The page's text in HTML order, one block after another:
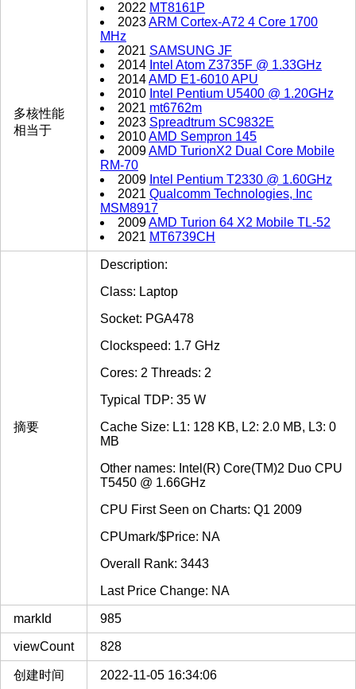
多核性能
相当于
2022 MT8161P
2023ARM Cortex-A72 4 Core 1700
MHz
2021 SAMSUNG JF
2014 Intel Atom Z3735F @ 1.33GHz
2014AMD E1-6010 APU
2010 Intel Pentium U5400 @ 1.20GHz
2021 mt6762m
2023 Spreadtrum SC9832E
2010AMD Sempron 145
2009AMD TurionX2 Dual Core Mobile
RM-70
2009 Intel Pentium T2330 @ 1.60GHz
2021 Qualcomm Technologies, Inc
MSM8917
2009AMD Turion 64 X2 Mobile TL-52
2021 MT6739CH
摘要
Description:
Class: Laptop
Socket: PGA478
Clockspeed: 1.7 GHz
Cores: 2 Threads: 2
Typical TDP: 35 W
Cache Size: L1: 128 KB, L2: 2.0 MB, L3: 0
MB
Other names: Intel(R) Core(TM)2 Duo CPU
T5450 @ 1.66GHz
CPU First Seen on Charts: Q1 2009
CPUmark/$Price: NA
Overall Rank: 3443
Last Price Change: NA
markId 985
viewCount 828
创建时间 2022-11-05 16:34:06